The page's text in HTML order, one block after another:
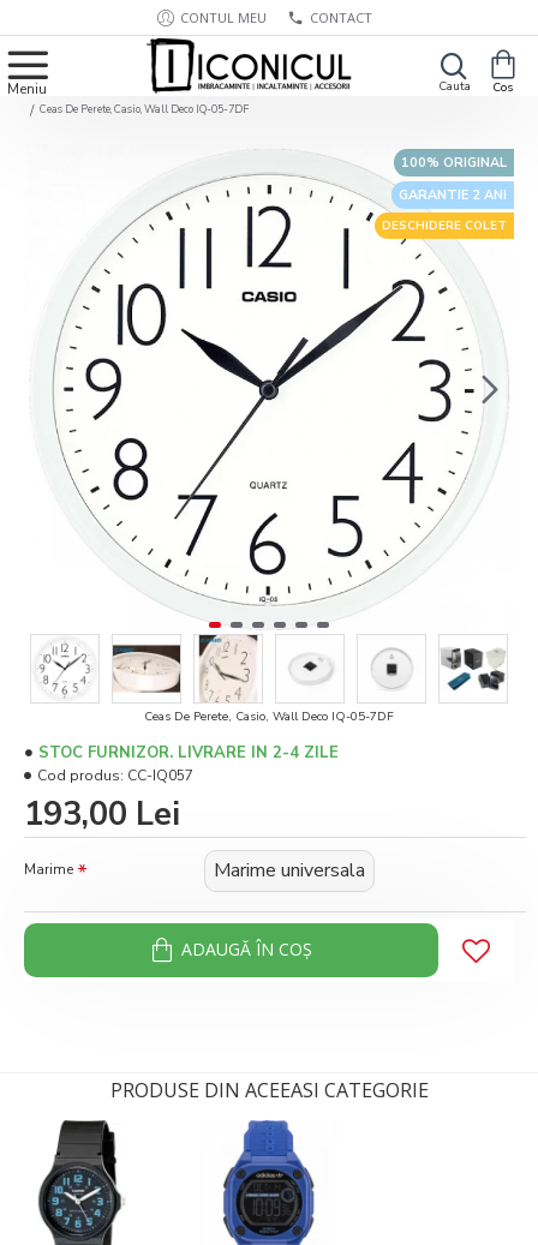
CONTUL MEU CONTACT
Ceas De Perete, Casio, Wall Deco IQ-05-7DF
GARANTIE 2 ANI
100% ORIGINAL
DESCHIDERE COLET
Ceas De Perete, Casio, Wall Deco IQ-05-7DF
193,00 Lei
STOC FURNIZOR. LIVRARE IN 2-4 ZILE
Cod produs: CC-IQ057
Marime Marime universala
ADAUGĂ ÎN COŞ
PRODUSE DIN ACEEASI CATEGORIE